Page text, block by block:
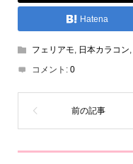
Hatena
フェリアモ, 日本カラコン,
コメント: 0